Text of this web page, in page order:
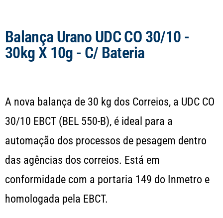
Balança Urano UDC CO 30/10 -
30kg X 10g - C/ Bateria
A nova balança de 30 kg dos Correios, a UDC CO
30/10 EBCT (BEL 550-B), é ideal para a
automação dos processos de pesagem dentro
das agências dos correios. Está em
conformidade com a portaria 149 do Inmetro e
homologada pela EBCT.